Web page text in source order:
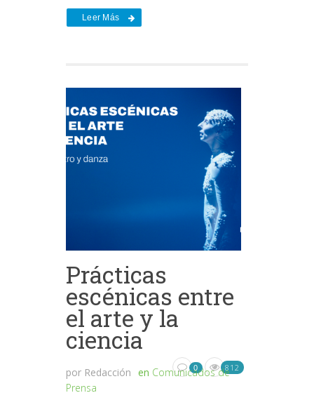
Leer Más
Prácticas
escénicas entre
el arte y la
ciencia
por Redacción en Comunicados de
Prensa
0 812